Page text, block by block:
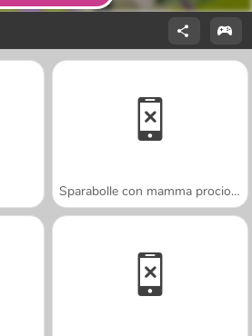
Sparabolle con mamma procione